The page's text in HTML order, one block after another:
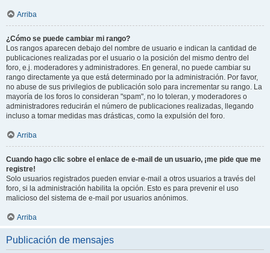
Arriba
¿Cómo se puede cambiar mi rango?
Los rangos aparecen debajo del nombre de usuario e indican la cantidad de
publicaciones realizadas por el usuario o la posición del mismo dentro del
foro, e.j. moderadores y administradores. En general, no puede cambiar su
rango directamente ya que está determinado por la administración. Por favor,
no abuse de sus privilegios de publicación solo para incrementar su rango. La
mayoría de los foros lo consideran "spam", no lo toleran, y moderadores o
administradores reducirán el número de publicaciones realizadas, llegando
incluso a tomar medidas mas drásticas, como la expulsión del foro.
Arriba
Cuando hago clic sobre el enlace de e-mail de un usuario, ¡me pide que me
registre!
Solo usuarios registrados pueden enviar e-mail a otros usuarios a través del
foro, si la administración habilita la opción. Esto es para prevenir el uso
malicioso del sistema de e-mail por usuarios anónimos.
Arriba
Publicación de mensajes